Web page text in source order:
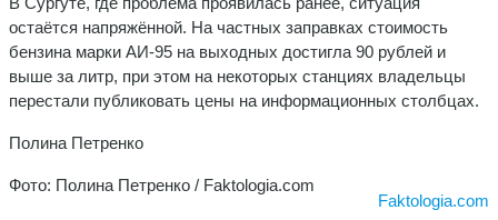
остаётся напряжённой. На частных заправках стоимость
бензина марки АИ-95 на выходных достигла 90 рублей и
выше за литр, при этом на некоторых станциях владельцы
перестали публиковать цены на информационных столбцах.
Полина Петренко
Фото: Полина Петренко / Faktologia.com
Faktologia.com